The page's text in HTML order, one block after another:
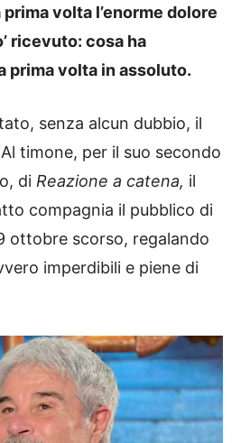
volta l’enorme dolore
ricevuto: cosa ha
prima volta in assoluto.
senza alcun dubbio, il
timone, per il suo secondo
di Reazione a catena, il
compagnia il pubblico di
ottobre scorso, regalando
imperdibili e piene di